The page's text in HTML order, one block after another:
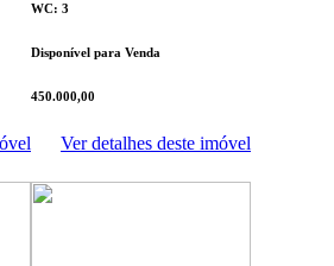
WC: 3
Disponível para Venda
450.000,00
Ver detalhes deste imóvel